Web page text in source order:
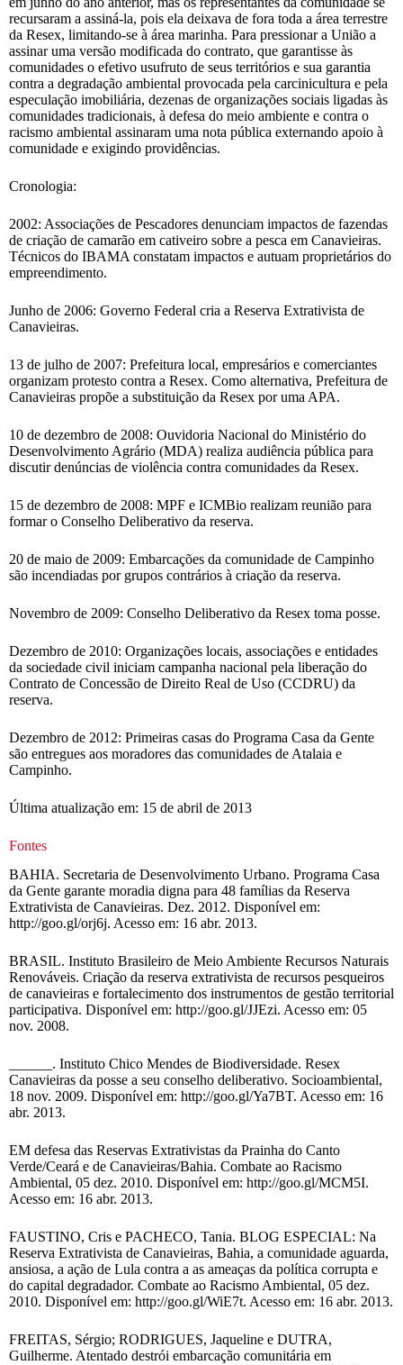
recursaram a assiná-la, pois ela deixava de fora toda a área terrestre
da Resex, limitando-se à área marinha. Para pressionar a União a
assinar uma versão modificada do contrato, que garantisse às
comunidades o efetivo usufruto de seus territórios e sua garantia
contra a degradação ambiental provocada pela carcinicultura e pela
especulação imobiliária, dezenas de organizações sociais ligadas às
comunidades tradicionais, à defesa do meio ambiente e contra o
racismo ambiental assinaram uma nota pública externando apoio à
comunidade e exigindo providências.
Cronologia:
2002: Associações de Pescadores denunciam impactos de fazendas
de criação de camarão em cativeiro sobre a pesca em Canavieiras.
Técnicos do IBAMA constatam impactos e autuam proprietários do
empreendimento.
Junho de 2006: Governo Federal cria a Reserva Extrativista de
Canavieiras.
13 de julho de 2007: Prefeitura local, empresários e comerciantes
organizam protesto contra a Resex. Como alternativa, Prefeitura de
Canavieiras propõe a substituição da Resex por uma APA.
10 de dezembro de 2008: Ouvidoria Nacional do Ministério do
Desenvolvimento Agrário (MDA) realiza audiência pública para
discutir denúncias de violência contra comunidades da Resex.
15 de dezembro de 2008: MPF e ICMBio realizam reunião para
formar o Conselho Deliberativo da reserva.
20 de maio de 2009: Embarcações da comunidade de Campinho
são incendiadas por grupos contrários à criação da reserva.
Novembro de 2009: Conselho Deliberativo da Resex toma posse.
Dezembro de 2010: Organizações locais, associações e entidades
da sociedade civil iniciam campanha nacional pela liberação do
Contrato de Concessão de Direito Real de Uso (CCDRU) da
reserva.
Dezembro de 2012: Primeiras casas do Programa Casa da Gente
são entregues aos moradores das comunidades de Atalaia e
Campinho.
Última atualização em: 15 de abril de 2013
Fontes
BAHIA. Secretaria de Desenvolvimento Urbano. Programa Casa
da Gente garante moradia digna para 48 famílias da Reserva
Extrativista de Canavieiras. Dez. 2012. Disponível em:
http://goo.gl/orj6j. Acesso em: 16 abr. 2013.
BRASIL. Instituto Brasileiro de Meio Ambiente Recursos Naturais
Renováveis. Criação da reserva extrativista de recursos pesqueiros
de canavieiras e fortalecimento dos instrumentos de gestão territorial
participativa. Disponível em: http://goo.gl/JJEzi. Acesso em: 05
nov. 2008.
______. Instituto Chico Mendes de Biodiversidade. Resex
Canavieiras da posse a seu conselho deliberativo. Socioambiental,
18 nov. 2009. Disponível em: http://goo.gl/Ya7BT. Acesso em: 16
abr. 2013.
EM defesa das Reservas Extrativistas da Prainha do Canto
Verde/Ceará e de Canavieiras/Bahia. Combate ao Racismo
Ambiental, 05 dez. 2010. Disponível em: http://goo.gl/MCM5I.
Acesso em: 16 abr. 2013.
FAUSTINO, Cris e PACHECO, Tania. BLOG ESPECIAL: Na
Reserva Extrativista de Canavieiras, Bahia, a comunidade aguarda,
ansiosa, a ação de Lula contra a as ameaças da política corrupta e
do capital degradador. Combate ao Racismo Ambiental, 05 dez.
2010. Disponível em: http://goo.gl/WiE7t. Acesso em: 16 abr. 2013.
FREITAS, Sérgio; RODRIGUES, Jaqueline e DUTRA,
Guilherme. Atentado destrói embarcação comunitária em